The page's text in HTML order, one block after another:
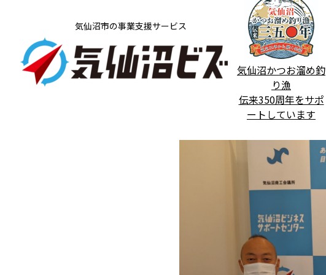
気仙沼市の事業支援サービス
気仙沼かつお溜め釣
り漁
伝来350周年をサポ
ートしています